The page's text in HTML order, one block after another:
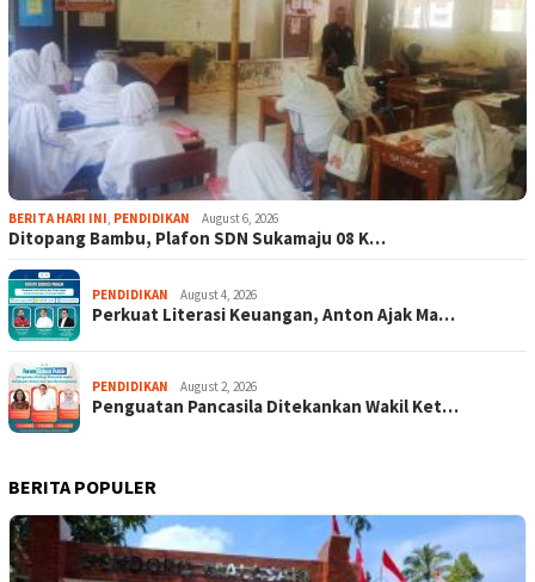
BERITA HARI INI, PENDIDIKAN August 6, 2026
Ditopang Bambu, Plafon SDN Sukamaju 08 K…
PENDIDIKAN August 4, 2026
Perkuat Literasi Keuangan, Anton Ajak Ma…
PENDIDIKAN August 2, 2026
Penguatan Pancasila Ditekankan Wakil Ket…
BERITA POPULER